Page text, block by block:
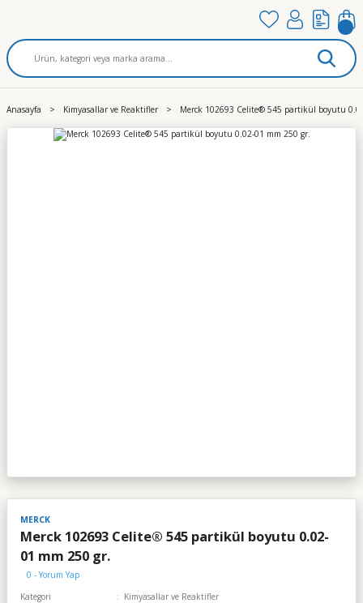
Anasayfa Kimyasallar ve Reaktifler Merck 102693 Celite® 545 partikül boyutu
MERCK
Merck 102693 Celite® 545 partikül boyutu 0.02-
01 mm 250 gr.
0 - Yorum Yap
Kategori
Kimyasallar ve Reaktifler